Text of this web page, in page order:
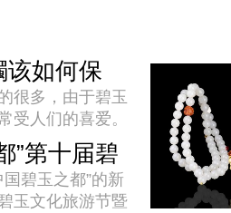
用，而这种增...
该如何保
很多，由于碧玉
受人们的喜爱。
菠菜绿，光下不
会，会感到有油
碧玉手镯呢?
”第十届碧
幕
碧玉之都”的新
玉文化旅游节暨